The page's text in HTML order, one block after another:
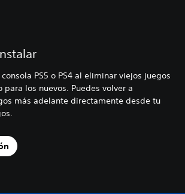
PS5 o PS4 al eliminar viejos juegos
para los nuevos. Puedes volver a
más adelante directamente desde tu